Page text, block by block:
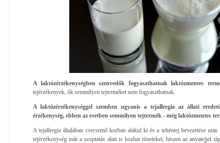
A laktózérzékenységben szenvedők fogyaszthatnak laktózmentes
tejérzékenyek, ők semmilyen tejterméket nem fogyaszthatnak.
A laktózérzékenységgel szemben ugyanis a tejallergia az állati
érzékenység, ebben az esetben semmilyen tejtermék - még laktózmentes
A tejallergia általában csecsemő korban alakul ki és a tehéntej bevezetése
tejérzékenység már a szoptatás alatt is hozhat tüneteket, hiszen az anyatejjel